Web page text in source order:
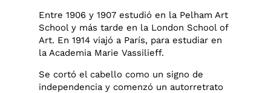
Entre 1906 y 1907 estudió en la Pelham Art
School y más tarde en la London School of
Art. En 1914 viajó a París, para estudiar en
la Academia Marie Vassilieff.
Se cortó el cabello como un signo de
independencia y comenzó un autorretrato